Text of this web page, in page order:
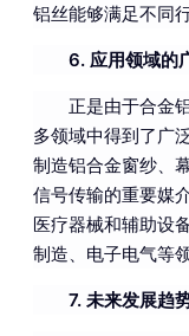
铝丝能够满足不同
6. 应用领域的
正是由于合金
多领域中得到了广
制造铝合金窗纱、
信号传输的重要媒
医疗器械和辅助设
制造、电子电气等
7. 未来发展趋